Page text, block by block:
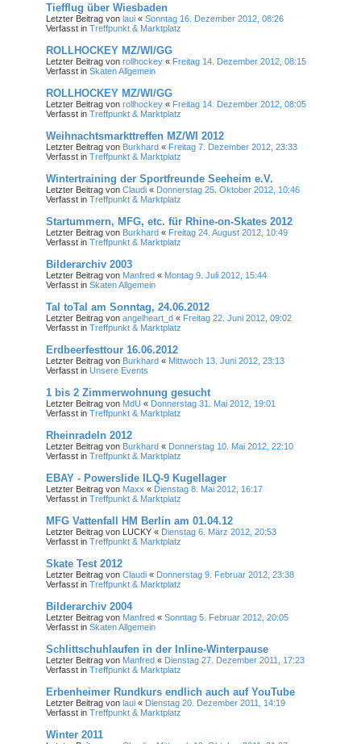
Tiefflug über Wiesbaden
Letzter Beitrag von laui « Sonntag 16. Dezember 2012, 08:26
Verfasst in Treffpunkt & Marktplatz
ROLLHOCKEY MZ/WI/GG
Letzter Beitrag von rollhockey « Freitag 14. Dezember 2012, 08:15
Verfasst in Skaten Allgemein
ROLLHOCKEY MZ/WI/GG
Letzter Beitrag von rollhockey « Freitag 14. Dezember 2012, 08:05
Verfasst in Treffpunkt & Marktplatz
Weihnachtsmarkttreffen MZ/WI 2012
Letzter Beitrag von Burkhard « Freitag 7. Dezember 2012, 23:33
Verfasst in Treffpunkt & Marktplatz
Wintertraining der Sportfreunde Seeheim e.V.
Letzter Beitrag von Claudi « Donnerstag 25. Oktober 2012, 10:46
Verfasst in Treffpunkt & Marktplatz
Startummern, MFG, etc. für Rhine-on-Skates 2012
Letzter Beitrag von Burkhard « Freitag 24. August 2012, 10:49
Verfasst in Treffpunkt & Marktplatz
Bilderarchiv 2003
Letzter Beitrag von Manfred « Montag 9. Juli 2012, 15:44
Verfasst in Skaten Allgemein
Tal toTal am Sonntag, 24.06.2012
Letzter Beitrag von angelheart_d « Freitag 22. Juni 2012, 09:02
Verfasst in Treffpunkt & Marktplatz
Erdbeerfesttour 16.06.2012
Letzter Beitrag von Burkhard « Mittwoch 13. Juni 2012, 23:13
Verfasst in Unsere Events
1 bis 2 Zimmerwohnung gesucht
Letzter Beitrag von MdU « Donnerstag 31. Mai 2012, 19:01
Verfasst in Treffpunkt & Marktplatz
Rheinradeln 2012
Letzter Beitrag von Burkhard « Donnerstag 10. Mai 2012, 22:10
Verfasst in Treffpunkt & Marktplatz
EBAY - Powerslide ILQ-9 Kugellager
Letzter Beitrag von Maxx « Dienstag 8. Mai 2012, 16:17
Verfasst in Treffpunkt & Marktplatz
MFG Vattenfall HM Berlin am 01.04.12
Letzter Beitrag von LUCKY « Dienstag 6. März 2012, 20:53
Verfasst in Treffpunkt & Marktplatz
Skate Test 2012
Letzter Beitrag von Claudi « Donnerstag 9. Februar 2012, 23:38
Verfasst in Treffpunkt & Marktplatz
Bilderarchiv 2004
Letzter Beitrag von Manfred « Sonntag 5. Februar 2012, 20:05
Verfasst in Skaten Allgemein
Schlittschuhlaufen in der Inline-Winterpause
Letzter Beitrag von Manfred « Dienstag 27. Dezember 2011, 17:23
Verfasst in Treffpunkt & Marktplatz
Erbenheimer Rundkurs endlich auch auf YouTube
Letzter Beitrag von laui « Dienstag 20. Dezember 2011, 14:19
Verfasst in Treffpunkt & Marktplatz
Winter 2011